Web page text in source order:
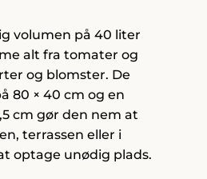
volumen på 40 liter
alt fra tomater og
og blomster. De
80 × 40 cm og en
cm gør den nem at
terrassen eller i
optage unødig plads.